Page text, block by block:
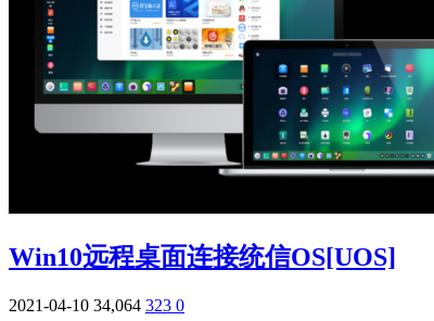
Win10远程桌面连接统信OS[UOS]
2021-04-10 34,064 323 0